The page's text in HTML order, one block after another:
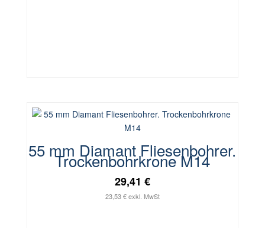
55 mm Diamant Fliesenbohrer.
Trockenbohrkrone M14
29,41 €
23,53 € exkl. MwSt